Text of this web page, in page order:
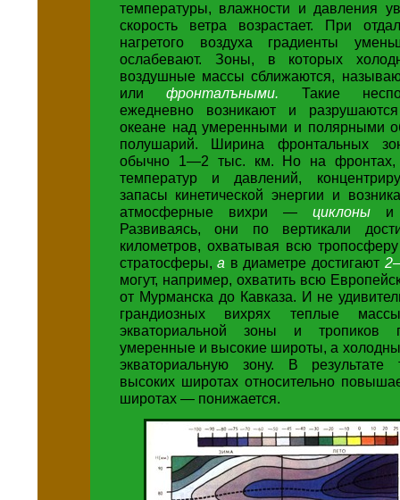
температуры, влажности и давления
скорость ветра возрастает. При
нагретого воздуха градиенты
ослабевают. Зоны, в которых
воздушные массы сближаются,
илифронталъными. Такие
ежедневно возникают и
океане над умеренными и полярными
полушарий. Ширина фронтальных
обычно 1—2 тыс. км. Но на фронтах,
температур и давлений,
запасы кинетической энергии и
атмосферные вихри —циклоны
Развиваясь, они по вертикали
километров, охватывая всю
стратосферы,а в диаметре достигают
могут, например, охватить всю
от Мурманска до Кавказа. И не
грандиозных вихрях теплые
экваториальной зоны и тропиков
умеренные и высокие широты, а
экваториальную зону. В результате
высоких широтах относительно
широтах — понижается.